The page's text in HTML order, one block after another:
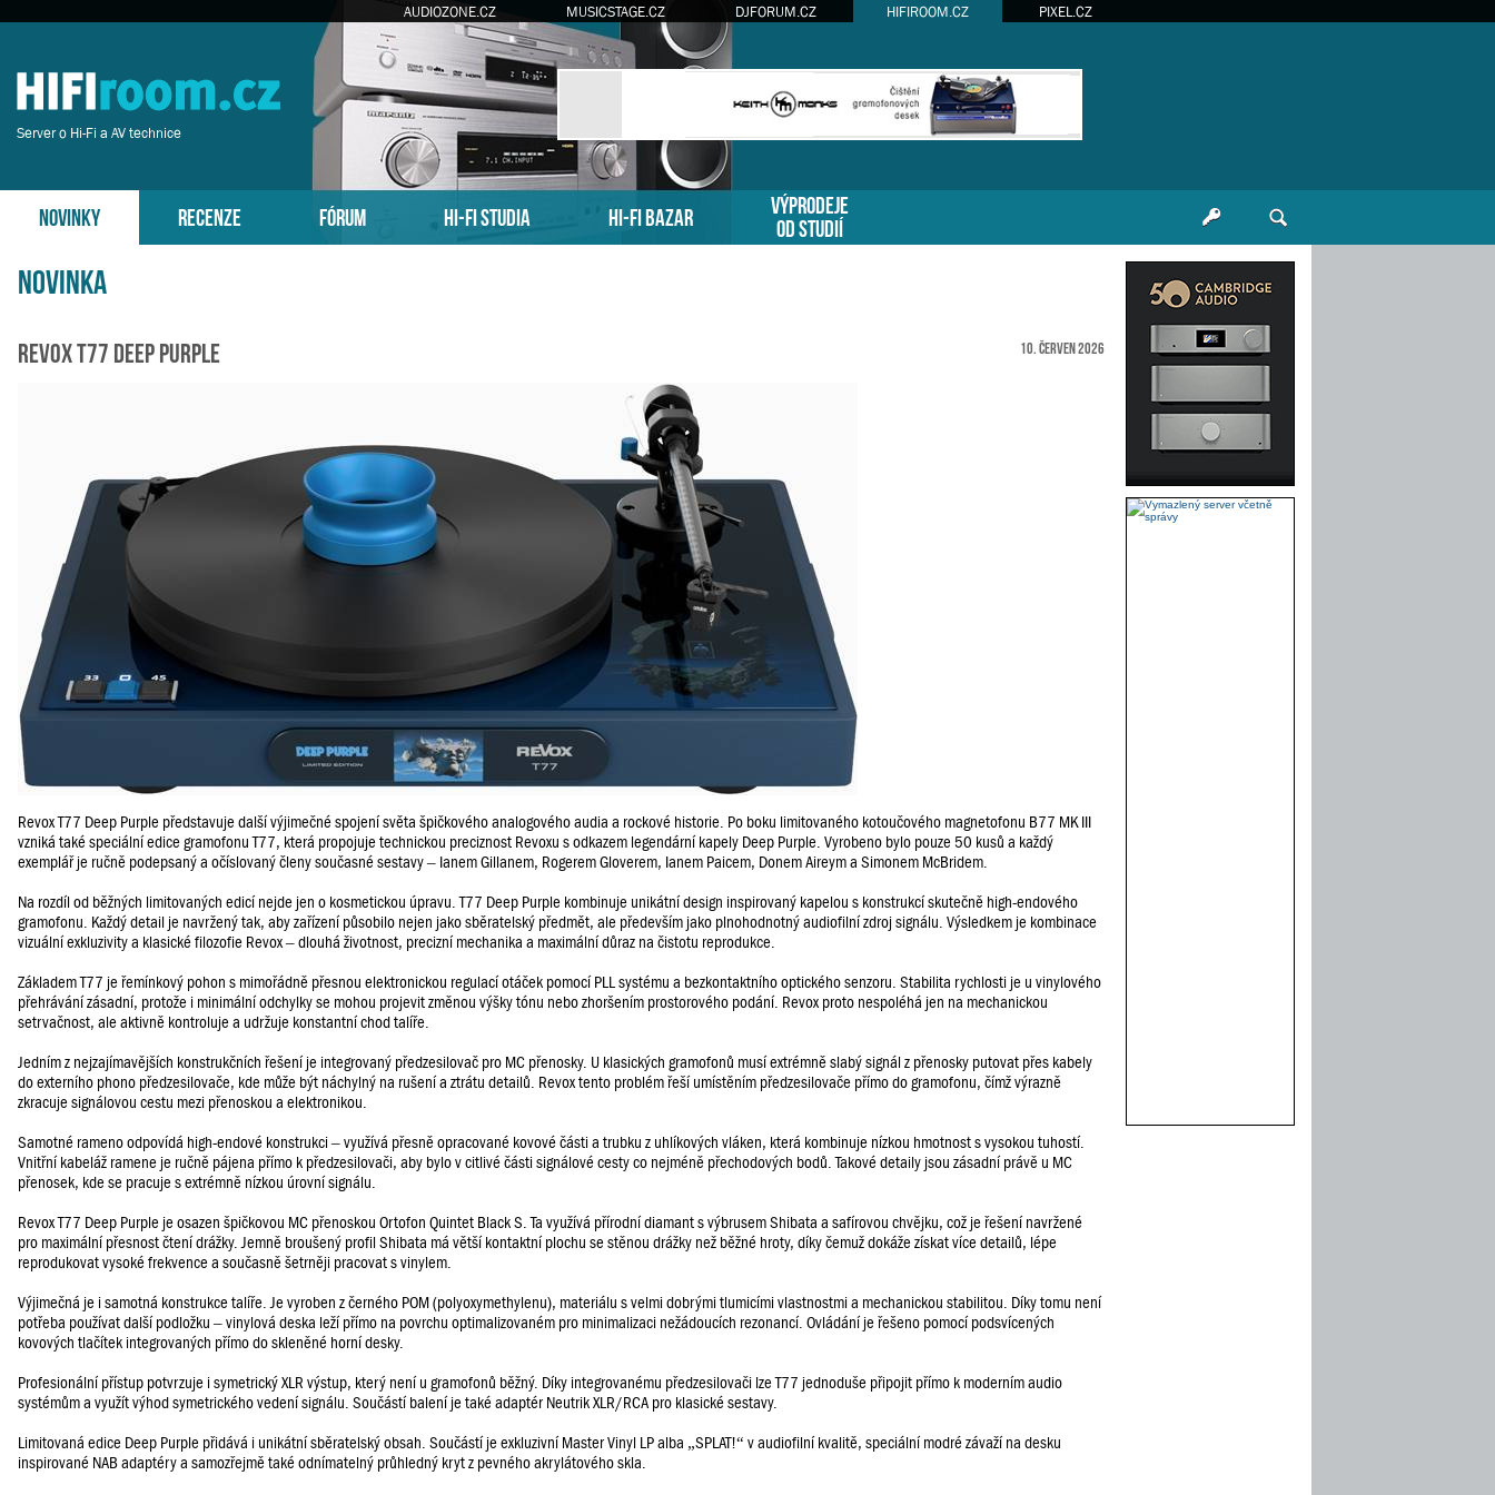
AUDIOZONE.CZ MUSICSTAGE.CZ DJFORUM.CZ HIFIROOM.CZ PIXEL.CZ
Server o Hi-Fi a AV technice
NOVINKY RECENZE FÓRUM HI-FI STUDIA HI-FI BAZAR
VÝPRODEJE
OD STUDIÍ
Novinka
10. červen 2026
Revox T77 Deep Purple
Revox T77 Deep Purple představuje další výjimečné spojení světa špičkového analogového audia a rockové historie. Po boku limitovaného kotoučového magnetofonu B77 MK III
vzniká také speciální edice gramofonu T77, která propojuje technickou preciznost Revoxu s odkazem legendární kapely Deep Purple. Vyrobeno bylo pouze 50 kusů a každý
exemplář je ručně podepsaný a očíslovaný členy současné sestavy – Ianem Gillanem, Rogerem Gloverem, Ianem Paicem, Donem Aireym a Simonem McBridem.
Na rozdíl od běžných limitovaných edicí nejde jen o kosmetickou úpravu. T77 Deep Purple kombinuje unikátní design inspirovaný kapelou s konstrukcí skutečně high-endového
gramofonu. Každý detail je navržený tak, aby zařízení působilo nejen jako sběratelský předmět, ale především jako plnohodnotný audiofilní zdroj signálu. Výsledkem je kombinace
vizuální exkluzivity a klasické filozofie Revox – dlouhá životnost, precizní mechanika a maximální důraz na čistotu reprodukce.
Základem T77 je řemínkový pohon s mimořádně přesnou elektronickou regulací otáček pomocí PLL systému a bezkontaktního optického senzoru. Stabilita rychlosti je u vinylového
přehrávání zásadní, protože i minimální odchylky se mohou projevit změnou výšky tónu nebo zhoršením prostorového podání. Revox proto nespoléhá jen na mechanickou
setrvačnost, ale aktivně kontroluje a udržuje konstantní chod talíře.
Jedním z nejzajímavějších konstrukčních řešení je integrovaný předzesilovač pro MC přenosky. U klasických gramofonů musí extrémně slabý signál z přenosky putovat přes kabely
do externího phono předzesilovače, kde může být náchylný na rušení a ztrátu detailů. Revox tento problém řeší umístěním předzesilovače přímo do gramofonu, čímž výrazně
zkracuje signálovou cestu mezi přenoskou a elektronikou.
Samotné rameno odpovídá high-endové konstrukci – využívá přesně opracované kovové části a trubku z uhlíkových vláken, která kombinuje nízkou hmotnost s vysokou tuhostí.
Vnitřní kabeláž ramene je ručně pájena přímo k předzesilovači, aby bylo v citlivé části signálové cesty co nejméně přechodových bodů. Takové detaily jsou zásadní právě u MC
přenosek, kde se pracuje s extrémně nízkou úrovní signálu.
Revox T77 Deep Purple je osazen špičkovou MC přenoskou Ortofon Quintet Black S. Ta využívá přírodní diamant s výbrusem Shibata a safírovou chvějku, což je řešení navržené
pro maximální přesnost čtení drážky. Jemně broušený profil Shibata má větší kontaktní plochu se stěnou drážky než běžné hroty, díky čemuž dokáže získat více detailů, lépe
reprodukovat vysoké frekvence a současně šetrněji pracovat s vinylem.
Výjimečná je i samotná konstrukce talíře. Je vyroben z černého POM (polyoxymethylenu), materiálu s velmi dobrými tlumicími vlastnostmi a mechanickou stabilitou. Díky tomu není
potřeba používat další podložku – vinylová deska leží přímo na povrchu optimalizovaném pro minimalizaci nežádoucích rezonancí. Ovládání je řešeno pomocí podsvícených
kovových tlačítek integrovaných přímo do skleněné horní desky.
Profesionální přístup potvrzuje i symetrický XLR výstup, který není u gramofonů běžný. Díky integrovanému předzesilovači lze T77 jednoduše připojit přímo k moderním audio
systémům a využít výhod symetrického vedení signálu. Součástí balení je také adaptér Neutrik XLR/RCA pro klasické sestavy.
Limitovaná edice Deep Purple přidává i unikátní sběratelský obsah. Součástí je exkluzivní Master Vinyl LP alba „SPLAT!“ v audiofilní kvalitě, speciální modré závaží na desku
inspirované NAB adaptéry a samozřejmě také odnímatelný průhledný kryt z pevného akrylátového skla.